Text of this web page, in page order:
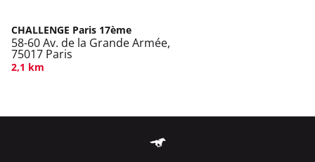
CHALLENGE Paris 17ème
58-60 Av. de la Grande Armée,
75017 Paris
2,1 km